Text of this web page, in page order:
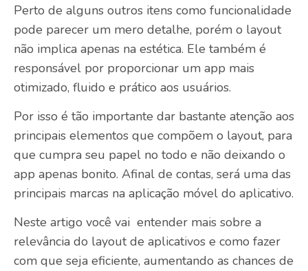
Perto de alguns outros itens como funcionalidade
pode parecer um mero detalhe, porém o layout
não implica apenas na estética. Ele também é
responsável por proporcionar um app mais
otimizado, fluido e prático aos usuários.
Por isso é tão importante dar bastante atenção aos
principais elementos que compõem o layout, para
que cumpra seu papel no todo e não deixando o
app apenas bonito. Afinal de contas, será uma das
principais marcas na aplicação móvel do aplicativo.
Neste artigo você vai entender mais sobre a
relevância do layout de aplicativos e como fazer
com que seja eficiente, aumentando as chances de